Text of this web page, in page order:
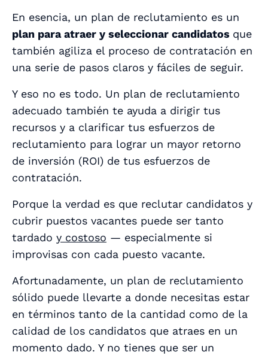
En esencia, un plan de reclutamiento es un
plan para atraer y seleccionar candidatos que
también agiliza el proceso de contratación en
una serie de pasos claros y fáciles de seguir.
Y eso no es todo. Un plan de reclutamiento
adecuado también te ayuda a dirigir tus
recursos y a clarificar tus esfuerzos de
reclutamiento para lograr un mayor retorno
de inversión (ROI) de tus esfuerzos de
contratación.
Porque la verdad es que reclutar candidatos y
cubrir puestos vacantes puede ser tanto
tardado y costoso — especialmente si
improvisas con cada puesto vacante.
Afortunadamente, un plan de reclutamiento
sólido puede llevarte a donde necesitas estar
en términos tanto de la cantidad como de la
calidad de los candidatos que atraes en un
momento dado. Y no tienes que ser un